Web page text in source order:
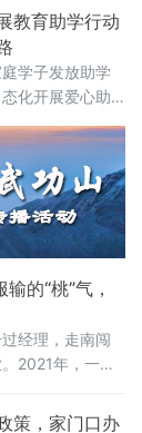
袋防护，全力
上市筑牢品质
年前，引进栽
。历经四年悉心
这片占地约10
教育助学行动
学子发放助学
化开展爱心助
、崇文尚学优
，村民收入以
际传递、夯实
教育帮扶摆在民
的“桃”气，
经理，走南闯
2021年，一次
搞好的，我们为
策，家门口办